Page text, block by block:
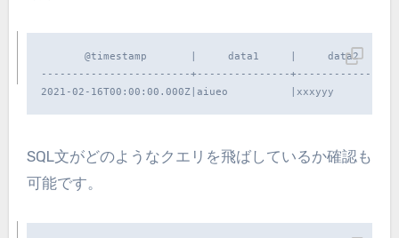
       @timestamp       |     data1     |     data2
------------------------+---------------+---------------
2021-02-16T00:00:00.000Z|aiueo          |xxxyyy
SQL文がどのようなクエリを飛ばしているか確認も
可能です。